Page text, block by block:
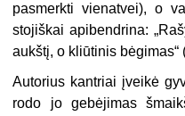
pasmerkti vienatvei), o
stojiškai apibendrina:
aukštį, o kliūtinis bėgimas“
Autorius kantriai įveikė
rodo jo gebėjimas